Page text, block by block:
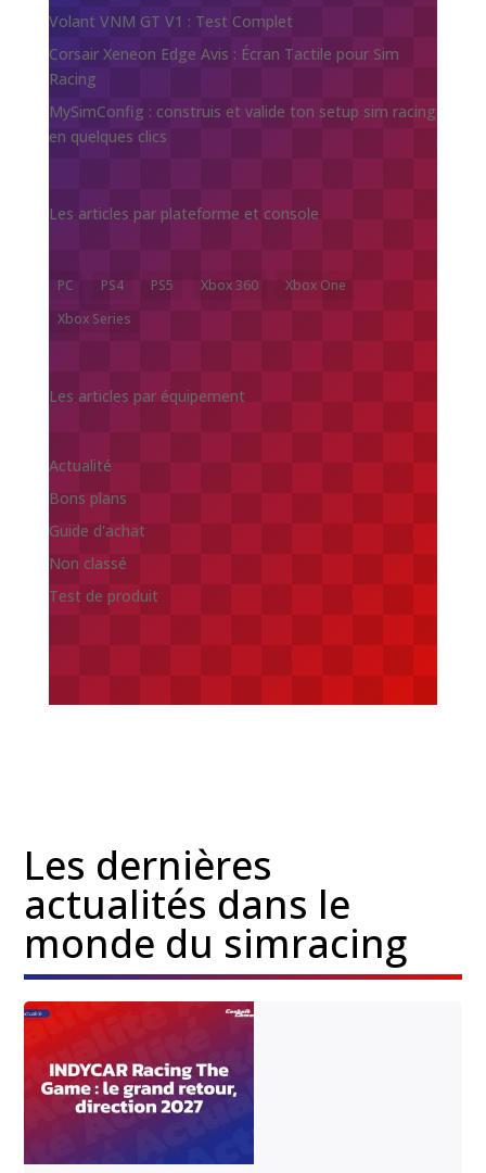
Volant VNM GT V1 : Test Complet
Corsair Xeneon Edge Avis : Écran Tactile pour Sim
Racing
MySimConfig : construis et valide ton setup sim racing
en quelques clics
Les articles par plateforme et console
PC PS4 PS5 Xbox 360
Xbox One
Xbox Series
Les articles par équipement
Actualité
Bons plans
Guide d'achat
Non classé
Test de produit
Les dernières
actualités dans le
monde du simracing